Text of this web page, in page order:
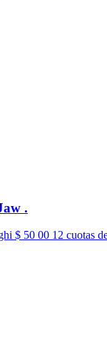
.
$ 50 00 12 cuotas